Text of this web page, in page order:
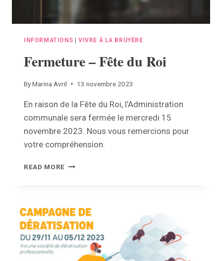
INFORMATIONS VIVRE À LA BRUYÈRE
Fermeture – Fête du Roi
ByMarina Avril 13 novembre 2023
En raison de la Fête du Roi, l’Administration
communale sera fermée le mercredi 15
novembre 2023. Nous vous remercions pour
votre compréhension.
READ MORE FERMETURE
ROI